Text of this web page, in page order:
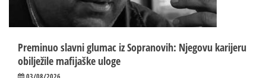
Preminuo slavni glumac iz Sopranovih: Njegovu karijeru
obilježile mafijaške uloge